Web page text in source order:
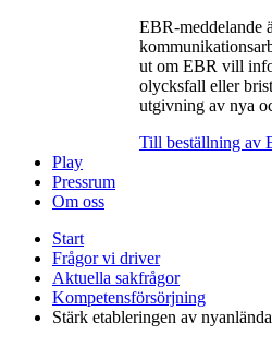
EBR-meddelande
ut om EBR vill
olycksfall eller
utgivning av nya
Till beställning av
Play
Pressrum
Om oss
Start
Frågor vi driver
Aktuella sakfrågor
Kompetensförsörjning
Stärk etableringen av nyanlända